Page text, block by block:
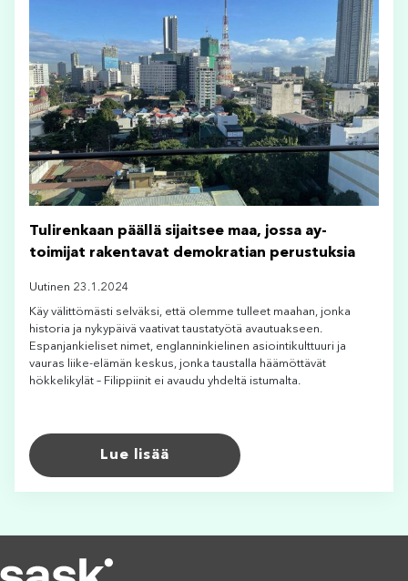
Tulirenkaan päällä sijaitsee maa, jossa ay-
toimijat rakentavat demokratian perustuksia
Uutinen 23.1.2024
Käy välittömästi selväksi, että olemme tulleet maahan, jonka
historia ja nykypäivä vaativat taustatyötä avautuakseen.
Espanjankieliset nimet, englanninkielinen asiointikulttuuri ja
vauras liike-elämän keskus, jonka taustalla häämöttävät
hökkelikylät – Filippiinit ei avaudu yhdeltä istumalta.
Lue lisää